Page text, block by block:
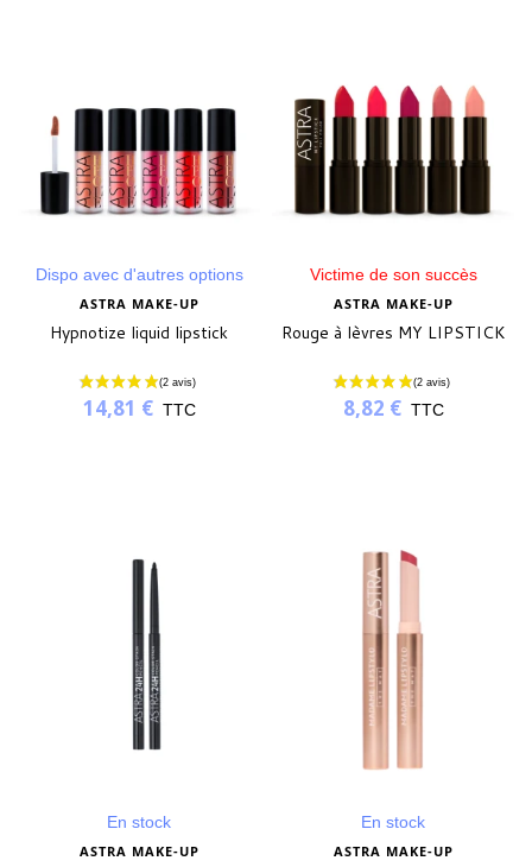
Dispo avec d'autres options
ASTRA MAKE-UP
Hypnotize liquid lipstick
14,81 € TTC
Victime de son succès
ASTRA MAKE-UP
Rouge à lèvres MY LIPSTICK
8,82 € TTC
En stock
ASTRA MAKE-UP
En stock
ASTRA MAKE-UP